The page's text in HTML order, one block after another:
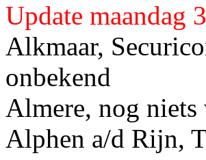
Update maandag
Alkmaar,
onbekend
Almere, nog niets
Alphen a/d Rijn,